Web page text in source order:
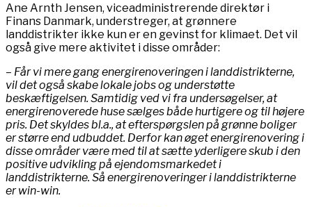
Ane Arnth Jensen, viceadministrerende direktør i
Finans Danmark, understreger, at grønnere
landdistrikter ikke kun er en gevinst for klimaet. Det vil
også give mere aktivitet i disse områder:
– Får vi mere gang energirenoveringen i landdistrikterne,
vil det også skabe lokale jobs og understøtte
beskæftigelsen. Samtidig ved vi fra undersøgelser, at
energirenoverede huse sælges både hurtigere og til højere
pris. Det skyldes bl.a., at efterspørgslen på grønne boliger
er større end udbuddet. Derfor kan øget energirenovering i
disse områder være med til at sætte yderligere skub i den
positive udvikling på ejendomsmarkedet i
landdistrikterne. Så energirenoveringer i landdistrikterne
er win-win.